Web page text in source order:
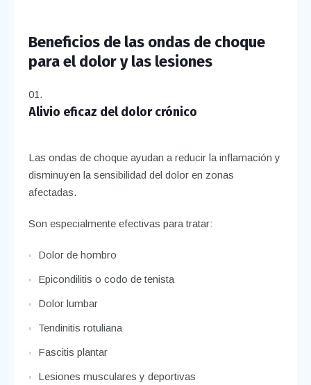
Beneficios de las ondas de choque
para el dolor y las lesiones
Alivio eficaz del dolor crónico
Las ondas de choque ayudan a reducir la inflamación y
disminuyen la sensibilidad del dolor en zonas
afectadas.
Son especialmente efectivas para tratar:
Dolor de hombro
Epicondilitis o codo de tenista
Dolor lumbar
Tendinitis rotuliana
Fascitis plantar
Lesiones musculares y deportivas